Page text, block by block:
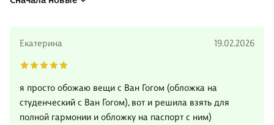
Екатерина 19.02.2026
я просто обожаю вещи с Ван Гогом (обложка на
студенческий с Ван Гогом), вот и решила взять для
полной гармонии и обложку на паспорт с ним)